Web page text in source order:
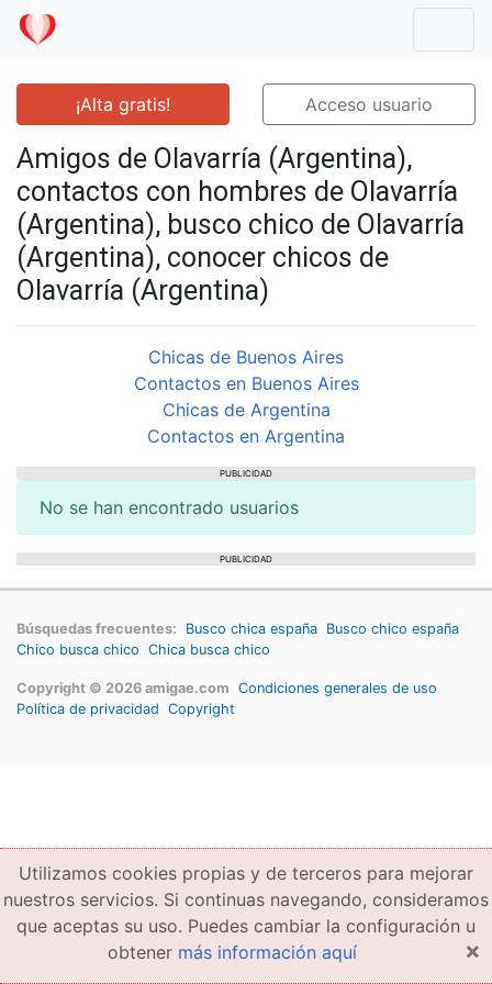
¡Alta gratis! Acceso usuario
Amigos de Olavarría (Argentina),
contactos con hombres de Olavarría
(Argentina), busco chico de Olavarría
(Argentina), conocer chicos de
Olavarría (Argentina)
Chicas de Buenos Aires
Contactos en Buenos Aires
Chicas de Argentina
Contactos en Argentina
PUBLICIDAD
No se han encontrado usuarios
PUBLICIDAD
Búsquedas frecuentes: Busco chica españa Busco chico españa
Chico busca chico Chica busca chico
Copyright © 2026 amigae.com Condiciones generales de uso
Política de privacidad Copyright
Utilizamos cookies propias y de terceros para mejorar
nuestros servicios. Si continuas navegando, consideramos
que aceptas su uso. Puedes cambiar la configuración u
obtener más información aquí ×